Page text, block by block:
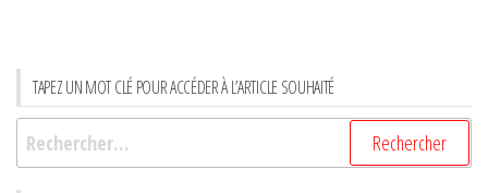
TAPEZ UN MOT CLÉ POUR ACCÉDER À L’ARTICLE SOUHAITÉ
Rechercher :